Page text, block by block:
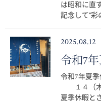
は昭和に直
記念して”彩
2025.08.12
令和7
令和7年夏
１４（木
夏季休暇と